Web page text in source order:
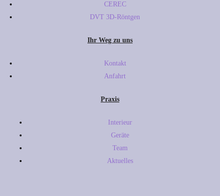
CEREC
DVT 3D-Röntgen
Ihr Weg zu uns
Kontakt
Anfahrt
Praxis
Interieur
Geräte
Team
Aktuelles